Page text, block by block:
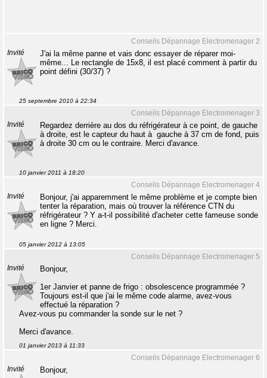
Conseils Dépannage Electromenager 2
Invité
J'ai la même panne et vais donc essayer de réparer moi-
même... Le rectangle de 15x8, il est placé comment à partir du
point défini (30/37) ?
25 septembre 2010 à 22:34
Conseils Dépannage Electromenager 3
Invité
Regardez derrière au dos du réfrigérateur à ce point, de gauche
à droite, est le capteur du haut à gauche à 37 cm de fond, puis
à droite 30 cm ou le contraire. Merci d'avance.
10 janvier 2011 à 18:20
Conseils Dépannage Electromenager 4
Invité
Bonjour, j'ai apparemment le même problème et je compte bien
tenter la réparation, mais où trouver la référence CTN du
réfrigérateur ? Y a-t-il possibilité d'acheter cette fameuse sonde
en ligne ? Merci.
05 janvier 2012 à 13:05
Conseils Dépannage Electromenager 5
Invité
Bonjour,
1er Janvier et panne de frigo : obsolescence programmée ?
Toujours est-il que j'ai le même code alarme, avez-vous
effectué la réparation ?
Avez-vous pu commander la sonde sur le net ?
Merci d'avance.
01 janvier 2013 à 11:33
Conseils Dépannage Electromenager 6
Invité Bonjour,